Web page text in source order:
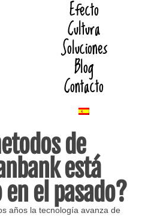
Efecto
Cultura
Soluciones
Blog
Contacto
de
está
el pasado?
años la tecnología avanza de